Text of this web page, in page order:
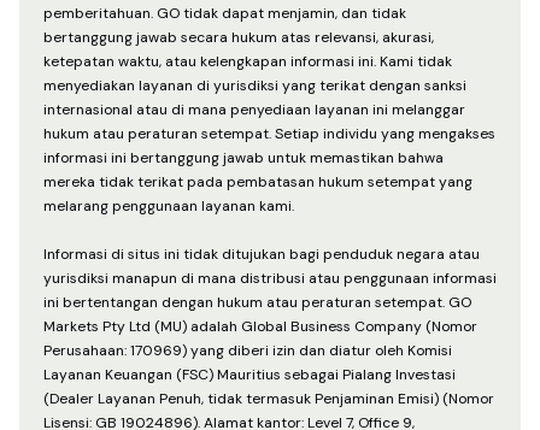
pemberitahuan. GO tidak dapat menjamin, dan tidak
bertanggung jawab secara hukum atas relevansi, akurasi,
ketepatan waktu, atau kelengkapan informasi ini. Kami tidak
menyediakan layanan di yurisdiksi yang terikat dengan sanksi
internasional atau di mana penyediaan layanan ini melanggar
hukum atau peraturan setempat. Setiap individu yang mengakses
informasi ini bertanggung jawab untuk memastikan bahwa
mereka tidak terikat pada pembatasan hukum setempat yang
melarang penggunaan layanan kami.
Informasi di situs ini tidak ditujukan bagi penduduk negara atau
yurisdiksi manapun di mana distribusi atau penggunaan informasi
ini bertentangan dengan hukum atau peraturan setempat. GO
Markets Pty Ltd (MU) adalah Global Business Company (Nomor
Perusahaan: 170969) yang diberi izin dan diatur oleh Komisi
Layanan Keuangan (FSC) Mauritius sebagai Pialang Investasi
(Dealer Layanan Penuh, tidak termasuk Penjaminan Emisi) (Nomor
Lisensi: GB 19024896). Alamat kantor: Level 7, Office 9,